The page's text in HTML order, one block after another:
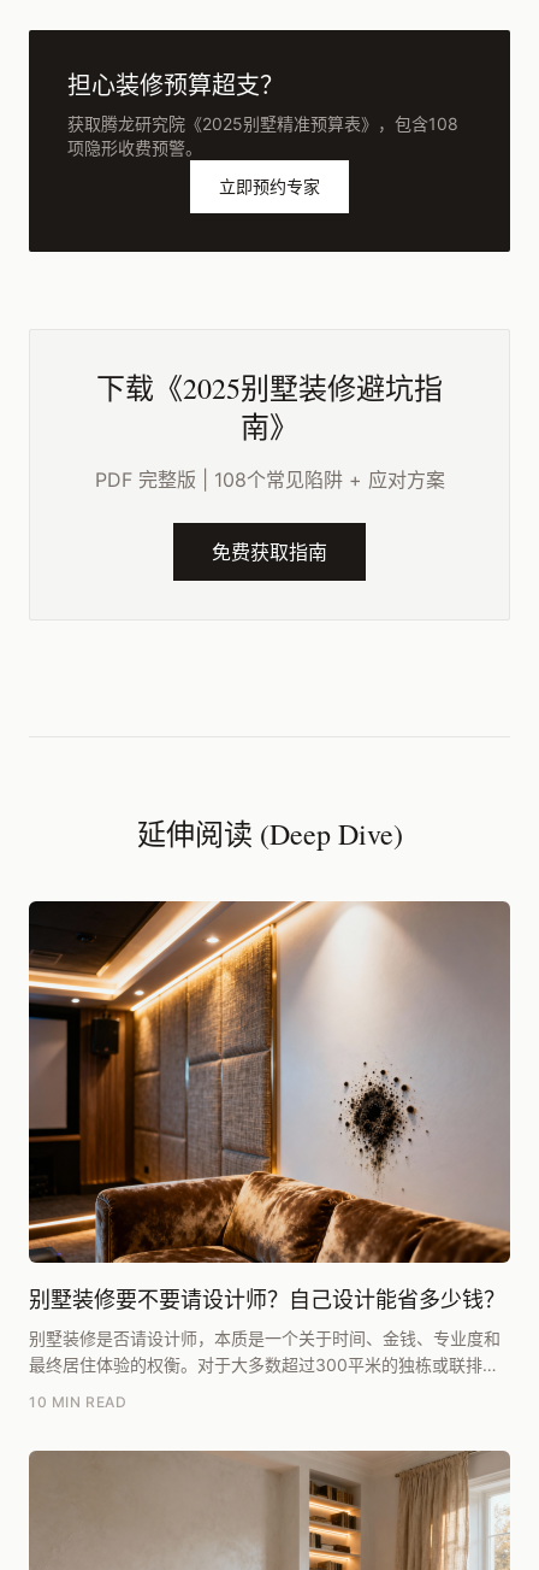
担心装修预算超支？
获取腾龙研究院《2025别墅精准预算表》，包含108
项隐形收费预警。
立即预约专家
下载《2025别墅装修避坑指
南》
PDF 完整版 | 108个常见陷阱 + 应对方案
免费获取指南
延伸阅读 (Deep Dive)
别墅装修要不要请设计师？自己设计能省多少钱？
别墅装修是否请设计师，本质是一个关于时间、金钱、专业度和
最终居住体验的权衡。对于大多数超过300平米的独栋或联排别
10 MIN READ